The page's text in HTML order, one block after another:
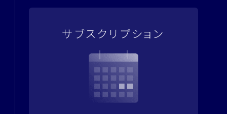
サブスクリプション